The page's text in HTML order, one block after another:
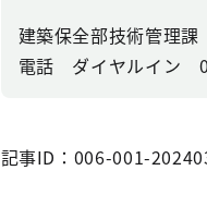
建築保全部技術管理課
電話 ダイヤルイン
記事ID：006-001-